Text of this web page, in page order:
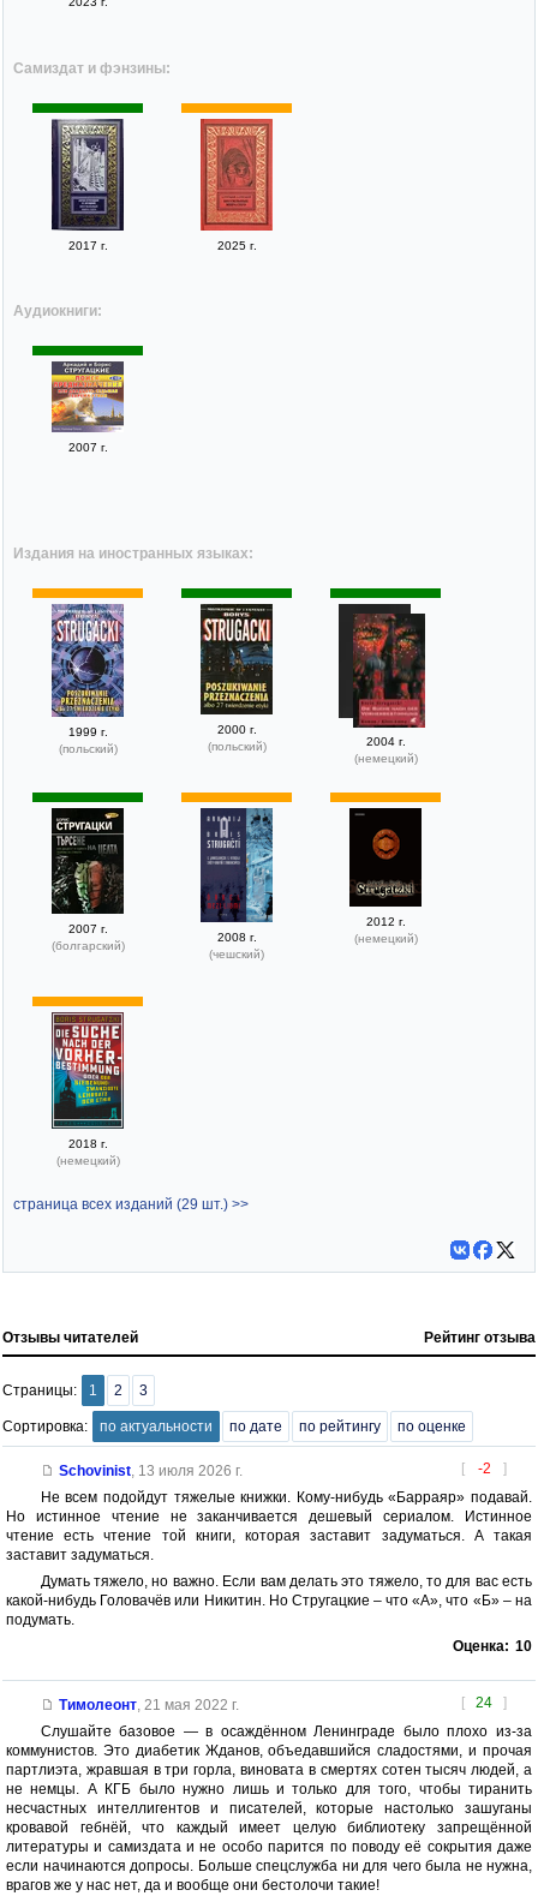
Самиздат и фэнзины:
2017 г. 2025 г.
Аудиокниги:
2007 г.
Издания на иностранных языках:
1999 г.
(польский)
2000 г.
(польский)
2004 г.
(немецкий)
2007 г.
(болгарский)
2008 г.
(чешский)
2012 г.
(немецкий)
2018 г.
(немецкий)
страница всех изданий (29 шт.) >>
Отзывы читателей Рейтинг отзыва
Страницы: 1 2 3
Сортировка: по актуальности по дате по рейтингу по оценке
[ -2 ]
Schovinist, 13 июля 2026 г.
Не всем подойдут тяжелые книжки. Кому-нибудь «Барраяр» подавай.
Но истинное чтение не заканчивается дешевый сериалом. Истинное
чтение есть чтение той книги, которая заставит задуматься. А такая
заставит задуматься.
Думать тяжело, но важно. Если вам делать это тяжело, то для вас есть
какой-нибудь Головачёв или Никитин. Но Стругацкие – что «А», что «Б» – на
подумать.
Оценка: 10
[ 24 ]
Тимолеонт, 21 мая 2022 г.
Слушайте базовое — в осаждённом Ленинграде было плохо из-за
коммунистов. Это диабетик Жданов, объедавшийся сладостями, и прочая
партлиэта, жравшая в три горла, виновата в смертях сотен тысяч людей, а
не немцы. А КГБ было нужно лишь и только для того, чтобы тиранить
несчастных интеллигентов и писателей, которые настолько зашуганы
кровавой гебнёй, что каждый имеет целую библиотеку запрещённой
литературы и самиздата и не особо парится по поводу её сокрытия даже
если начинаются допросы. Больше спецслужба ни для чего была не нужна,
врагов же у нас нет, да и вообще они бестолочи такие!